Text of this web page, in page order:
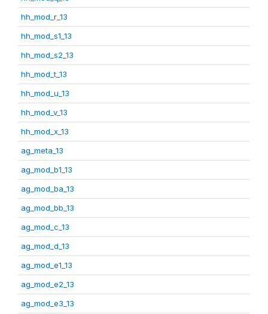
hh_mod_r_13
hh_mod_s1_13
hh_mod_s2_13
hh_mod_t_13
hh_mod_u_13
hh_mod_v_13
hh_mod_x_13
ag_meta_13
ag_mod_b1_13
ag_mod_ba_13
ag_mod_bb_13
ag_mod_c_13
ag_mod_d_13
ag_mod_e1_13
ag_mod_e2_13
ag_mod_e3_13